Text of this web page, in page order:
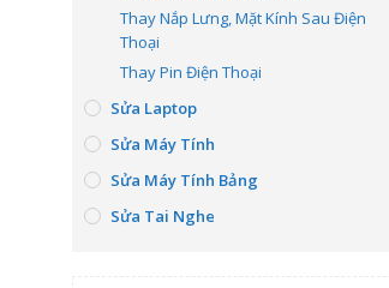
Thay Nắp Lưng, Mặt Kính Sau Điện
Thoại
Thay Pin Điện Thoại
Sửa Laptop
Sửa Máy Tính
Sửa Máy Tính Bảng
Sửa Tai Nghe